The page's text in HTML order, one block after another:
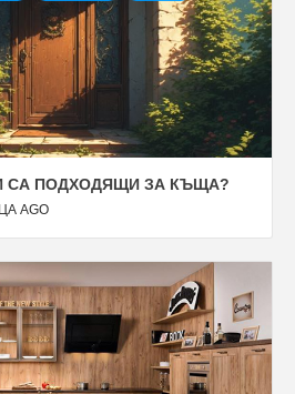
СА ПОДХОДЯЩИ ЗА КЪЩА?
AGO